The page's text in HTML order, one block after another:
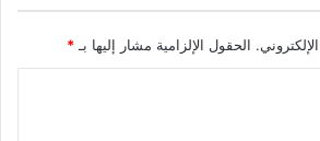
الحقول الإلزامية مشار إليها بـ*